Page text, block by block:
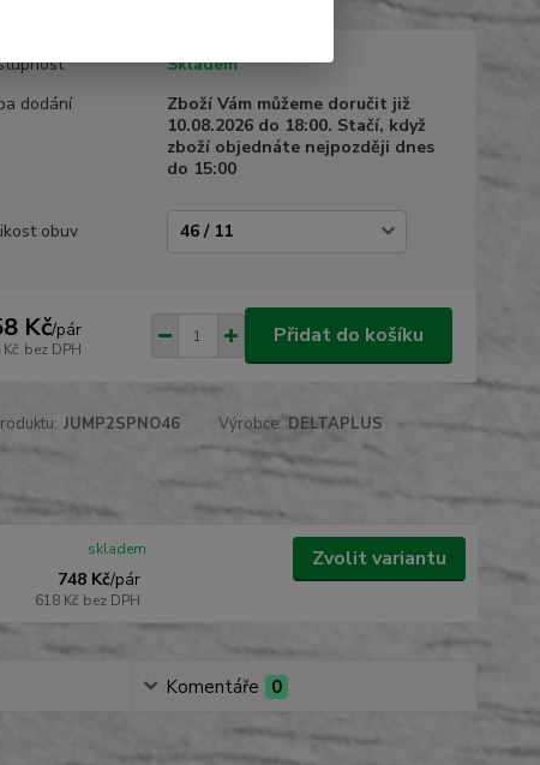
Skladem
dodání
Zboží Vám můžeme doručit již
10.08.2026 do 18:00. Stačí, když
zboží objednáte nejpozději dnes
do 15:00
obuv
Kč/pár
bez DPH
Přidat do košíku
JUMP2SPNO46 Výrobce: DELTAPLUS
748 Kč/pár
618 Kč bez DPH
skladem Zvolit variantu
Komentáře 0